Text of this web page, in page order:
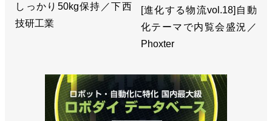
しっかり50kg保持／下西
技研工業
[進化する物流vol.18]自動
化テーマで内覧会盛況／
Phoxter